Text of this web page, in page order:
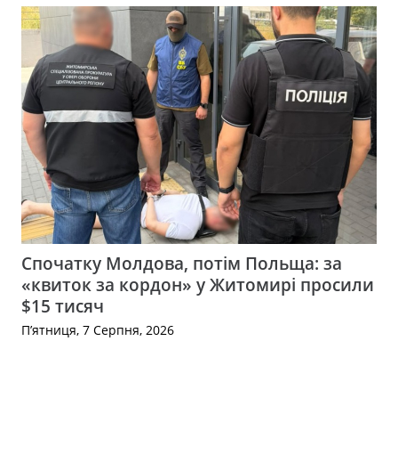
Спочатку Молдова, потім Польща: за
«квиток за кордон» у Житомирі просили
$15 тисяч
П’ятниця, 7 Серпня, 2026